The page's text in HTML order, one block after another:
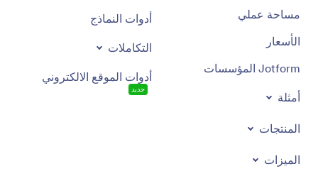
مساحة عملي
الأسعار
Jotform المؤسسات
أمثلة
المنتجات
الميزات
أدوات النماذج
التكاملات
أدوات الموقع الالكتروني
جديد